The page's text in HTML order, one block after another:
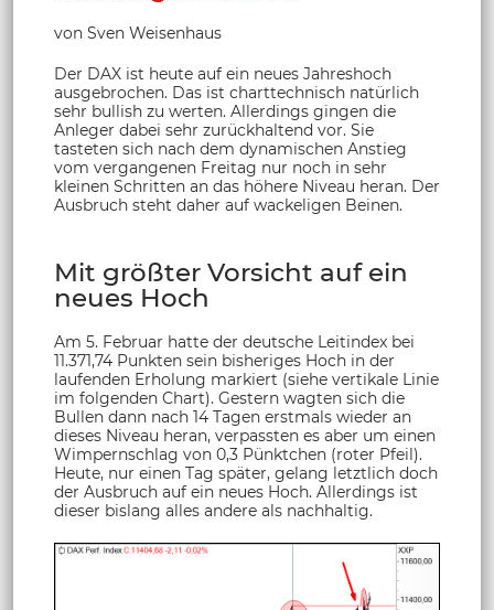
von Sven Weisenhaus
Der DAX ist heute auf ein neues Jahreshoch
ausgebrochen. Das ist charttechnisch natürlich
sehr bullish zu werten. Allerdings gingen die
Anleger dabei sehr zurückhaltend vor. Sie
tasteten sich nach dem dynamischen Anstieg
vom vergangenen Freitag nur noch in sehr
kleinen Schritten an das höhere Niveau heran. Der
Ausbruch steht daher auf wackeligen Beinen.
Mit größter Vorsicht auf ein
neues Hoch
Am 5. Februar hatte der deutsche Leitindex bei
11.371,74 Punkten sein bisheriges Hoch in der
laufenden Erholung markiert (siehe vertikale Linie
im folgenden Chart). Gestern wagten sich die
Bullen dann nach 14 Tagen erstmals wieder an
dieses Niveau heran, verpassten es aber um einen
Wimpernschlag von 0,3 Pünktchen (roter Pfeil).
Heute, nur einen Tag später, gelang letztlich doch
der Ausbruch auf ein neues Hoch. Allerdings ist
dieser bislang alles andere als nachhaltig.